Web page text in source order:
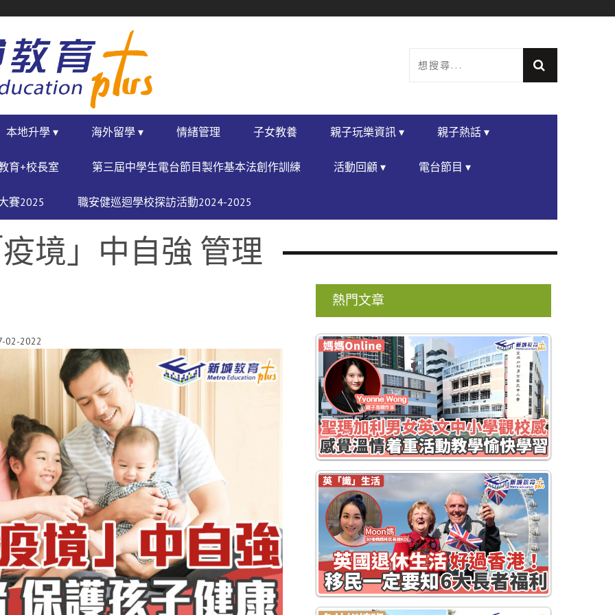
本地升學 ▾ 海外留學 ▾ 情緒管理 子女教養 親子玩樂資訊 ▾ 親子熱話 ▾
育+校長室 第三屆中學生電台節目製作基本法創作訓練 活動回顧 ▾ 電台節目 ▾
賽2025 職安健巡迴學校探訪活動2024-2025
境」中自強 管理
02-2022
熱門文章